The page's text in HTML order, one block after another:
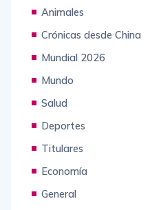
Animales
Crónicas desde China
Mundial 2026
Mundo
Salud
Deportes
Titulares
Economía
General